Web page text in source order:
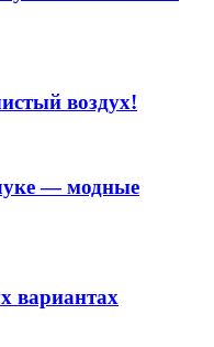
воздух!
— модные
вариантах